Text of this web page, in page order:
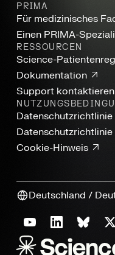
PRIMA
Für medizinisches
Einen PRIMA-
RESSOURCEN
Science-
Dokumentation
Support kontaktieren
Datenschutzrichtlinie
Cookie-Hinweis
Sprache und Region:
Deutschland /
YouTubeLinkedInBluesky
X
VON SCIENCE